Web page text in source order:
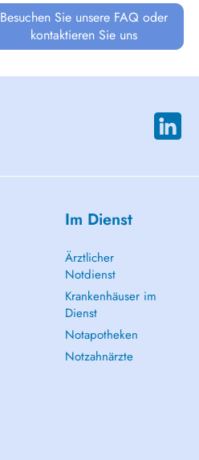
Besuchen Sie unsere FAQ oder
kontaktieren Sie uns
Im Dienst
Ärztlicher
Notdienst
Krankenhäuser im
Dienst
Notapotheken
Notzahnärzte